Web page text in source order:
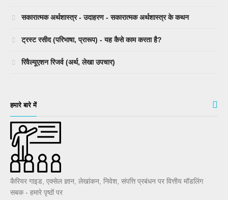
सकारात्मक अर्थशास्त्र - उदाहरण - सकारात्मक अर्थशास्त्र के कथन
ट्रस्ट रसीद (परिभाषा, प्रारूप) - यह कैसे काम करता है?
रिवैल्यूएशन रिजर्व (अर्थ, लेखा उपचार)
हमारे बारे में
कैरियर गाइड, एक्सेल ज्ञान, लेखांकन, निवेश, संपत्ति प्रबंधन पर वित्तीय मॉडलिंग
सबक - हमारे पृष्ठों पर